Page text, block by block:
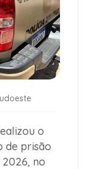
o
de prisão
no